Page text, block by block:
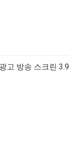
고 방송 스크린